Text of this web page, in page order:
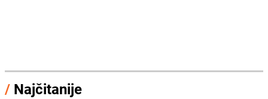
/ Najčitanije